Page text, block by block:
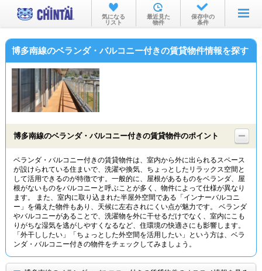
お部屋を探す
沿線・駅から
物件特集から
TOP
気になる
リスト
最近見た
物件
保存中の
条件
博多南線のベランダ・バルコニー付きの賃貸物件情報を探す
博多南線のベランダ・バルコニー付きの賃貸物件のポイント
ベランダ・バルコニー付きの賃貸物件は、室内から外に出られるスペース
が設けられている住まいで、洗濯や換気、ちょっとしたリラックス空間と
して活用できるのが特徴です。一般的に、屋根があるものをベランダ、屋
根がないものをバルコニーと呼ぶことが多く、物件によって仕様が異なり
ます。 また、室内に取り込まれた半屋外空間である「インナーバルコニ
ー」を備えた物件もあり、天候に左右されにくい点が魅力です。 ベランダ
やバルコニーがあることで、洗濯物を外に干せるだけでなく、室内にこも
りがちな湿気を逃がしやすくなるなど、住環境の快適さにも影響します。
「外干ししたい」「ちょっとした外空間を活用したい」という方は、ベラ
ンダ・バルコニー付きの物件をチェックしてみましょう。